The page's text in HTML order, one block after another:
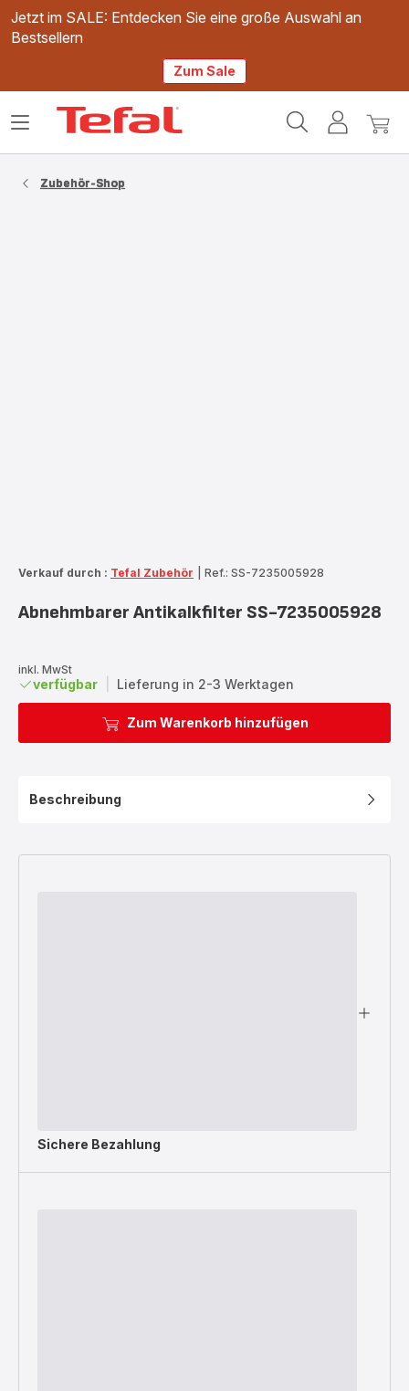
Jetzt im SALE: Entdecken Sie eine große Auswahl an
Bestsellern
Zum Sale
Mein
Mein
Das
Zubehör-Shop
Verkauf durch : Tefal Zubehör Ref.: SS-7235005928
Abnehmbarer Antikalkfilter SS-7235005928
inkl. MwSt
verfügbar Lieferung in 2-3 Werktagen
Zum Warenkorb hinzufügen
Beschreibung
Sichere Bezahlung